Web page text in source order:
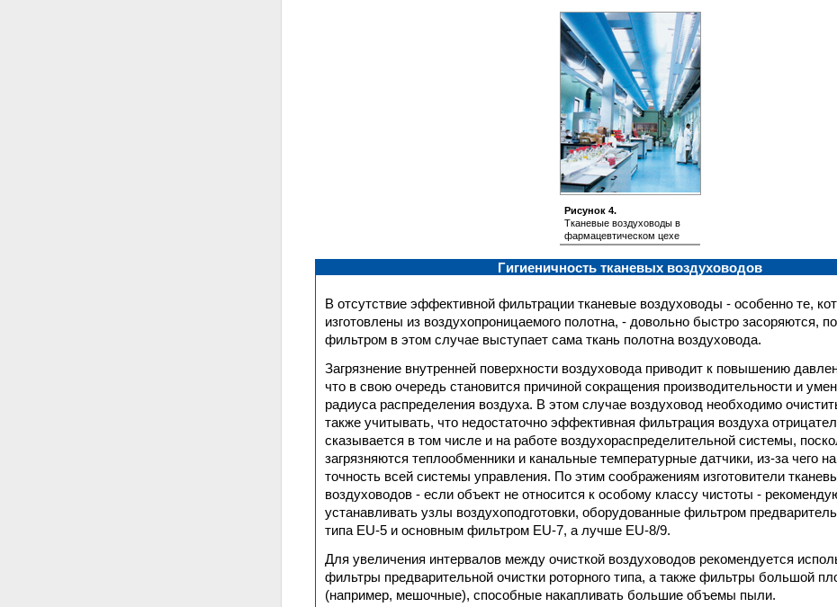
Рисунок 4.
Тканевые воздуховоды в
фармацевтическом цехе
Гигиеничность тканевых воздуховодов
В отсутствие эффективной фильтрации тканевые воздуховоды - особенно те,
изготовлены из воздухопроницаемого полотна, - довольно быстро засоряются,
фильтром в этом случае выступает сама ткань полотна воздуховода.
Загрязнение внутренней поверхности воздуховода приводит к повышению
что в свою очередь становится причиной сокращения производительности и
радиуса распределения воздуха. В этом случае воздуховод необходимо
также учитывать, что недостаточно эффективная фильтрация воздуха
сказывается в том числе и на работе воздухораспределительной системы,
загрязняются теплообменники и канальные температурные датчики, из-за чего
точность всей системы управления. По этим соображениям изготовители
воздуховодов - если объект не относится к особому классу чистоты -
устанавливать узлы воздухоподготовки, оборудованные фильтром
типа EU-5 и основным фильтром EU-7, а лучше EU-8/9.
Для увеличения интервалов между очисткой воздуховодов рекомендуется
фильтры предварительной очистки роторного типа, а также фильтры большой
(например, мешочные), способные накапливать большие объемы пыли.